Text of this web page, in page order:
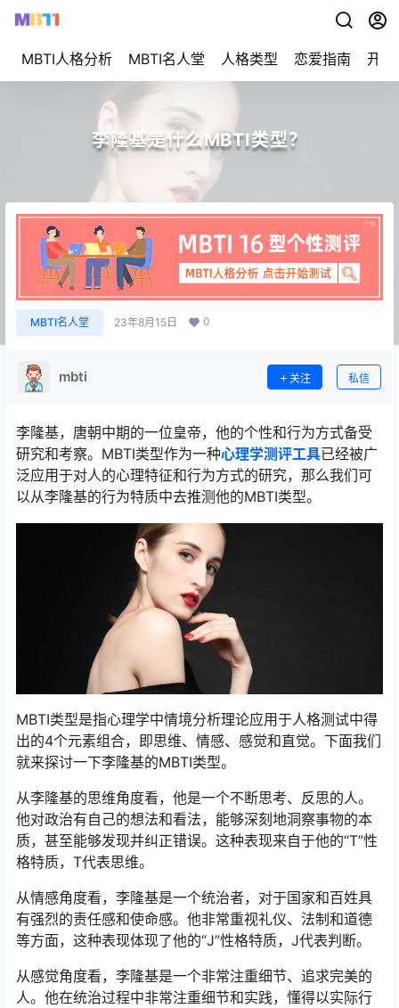
MBTI人格分析 MBTI名人堂 人格类型 恋爱指南 开始
李隆基是什么MBTI类型？
MBTI名人堂 23年8月15日 0
mbti 关注 私信
李隆基，唐朝中期的一位皇帝，他的个性和行为方式备受
研究和考察。MBTI类型作为一种心理学测评工具已经被广
泛应用于对人的心理特征和行为方式的研究，那么我们可
以从李隆基的行为特质中去推测他的MBTI类型。
MBTI类型是指心理学中情境分析理论应用于人格测试中得
出的4个元素组合，即思维、情感、感觉和直觉。下面我们
就来探讨一下李隆基的MBTI类型。
从李隆基的思维角度看，他是一个不断思考、反思的人。
他对政治有自己的想法和看法，能够深刻地洞察事物的本
质，甚至能够发现并纠正错误。这种表现来自于他的“T”性
格特质，T代表思维。
从情感角度看，李隆基是一个统治者，对于国家和百姓具
有强烈的责任感和使命感。他非常重视礼仪、法制和道德
等方面，这种表现体现了他的“J”性格特质，J代表判断。
从感觉角度看，李隆基是一个非常注重细节、追求完美的
人。他在统治过程中非常注重细节和实践，懂得以实际行